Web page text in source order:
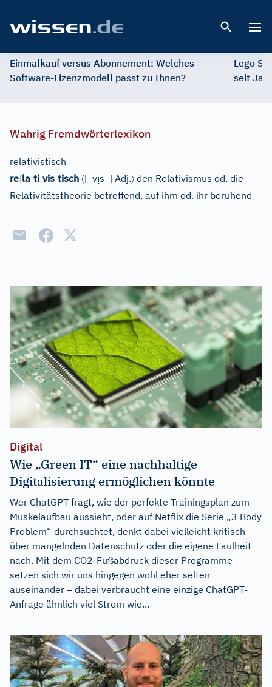
Einmalkauf versus Abonnement: Welches
Software-Lizenzmodell passt zu Ihnen?
Lego
seit
Wahrig Fremdwörterlexikon
relativistisch
re|la|ti|vis|tisch 〈[–vı̣s–] Adj.〉 den Relativismus od. die
Relativitätstheorie betreffend, auf ihm od. ihr beruhend
Digital
Wie „Green IT“ eine nachhaltige
Digitalisierung ermöglichen könnte
Wer ChatGPT fragt, wie der perfekte Trainingsplan zum
Muskelaufbau aussieht, oder auf Netflix die Serie „3 Body
Problem“ durchsuchtet, denkt dabei vielleicht kritisch
über mangelnden Datenschutz oder die eigene Faulheit
nach. Mit dem CO2-Fußabdruck dieser Programme
setzen sich wir uns hingegen wohl eher selten
auseinander – dabei verbraucht eine einzige ChatGPT-
Anfrage ähnlich viel Strom wie...